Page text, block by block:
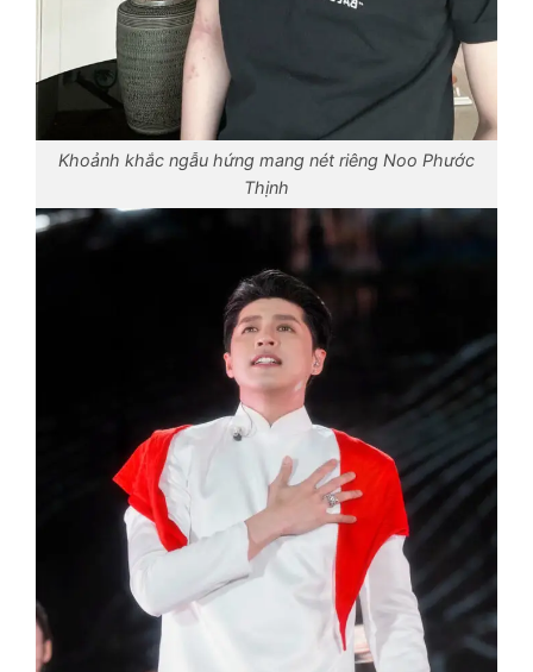
Khoảnh khắc ngẫu hứng mang nét riêng Noo Phước
Thịnh